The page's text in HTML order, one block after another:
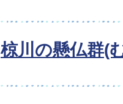
椋川の懸仏群(